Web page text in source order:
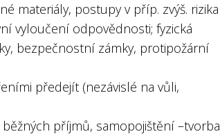
materiály, postupy v příp. zvýš. rizika
vyloučení odpovědnosti; fyzická
bezpečnostní zámky, protipožární
předejít (nezávislé na vůli,
příjmů, samopojištění –tvorba